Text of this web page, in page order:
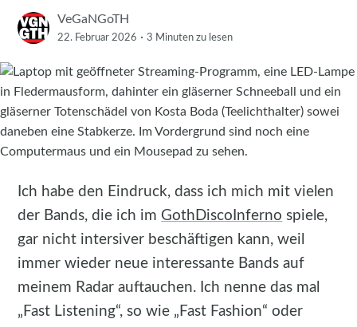
VeGaNGoTH
22. Februar 2026 ·3 Minuten zu lesen
Ich habe den Eindruck, dass ich mich mit vielen
der Bands, die ich im GothDiscoInferno spiele,
gar nicht intersiver beschäftigen kann, weil
immer wieder neue interessante Bands auf
meinem Radar auftauchen. Ich nenne das mal
„Fast Listening“, so wie „Fast Fashion“ oder